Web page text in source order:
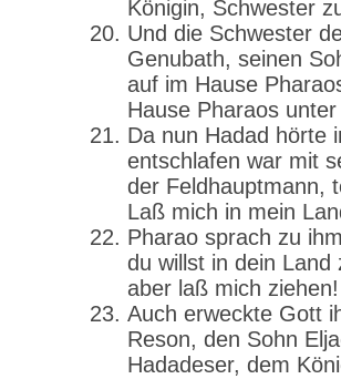
Königin, Schwester
Und die Schwester
Genubath, seinen
auf im Hause
Hause Pharaos
Da nun Hadad hörte
entschlafen war mit
der Feldhauptmann,
Laß mich in mein
Pharao sprach zu
du willst in dein
aber laß mich ziehen!
Auch erweckte Gott
Reson, den Sohn
Hadadeser, dem